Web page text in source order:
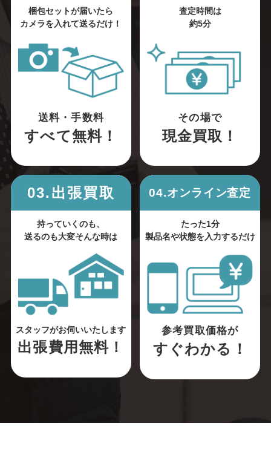
梱包セットが届いたら
カメラを入れて送るだけ！
送料・手数料
すべて無料！
査定時間は
約5分
その場で
現金買取！
03.出張買取
持っていくのも、
送るのも大変そんな時は
スタッフがお伺いいたします
出張費用無料！
04.オンライン査定
たった1分
製品名や状態を入力するだけ
参考買取価格が
すぐわかる！